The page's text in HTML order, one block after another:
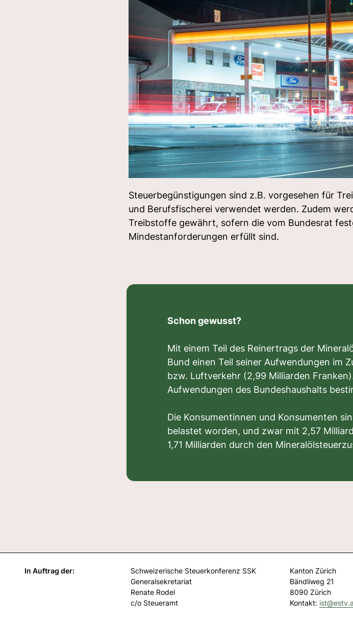
Steuerbegünstigungen sind z.B. vorgesehen für
und Berufsfischerei verwendet werden. Zudem
Treibstoffe gewährt, sofern die vom Bundesrat
Mindestanforderungen erfüllt sind.
Schon gewusst?
Mit einem Teil des Reinertrags der
Bund einen Teil seiner Aufwendungen im
bzw. Luftverkehr (2,99 Milliarden
Aufwendungen des Bundeshaushalts
Die Konsumentinnen und Konsumenten
belastet worden, und zwar mit 2,57
1,71 Milliarden durch den
In Auftrag der:
Schweizerische Steuerkonferenz SSK
Generalsekretariat
Renate Rodel
c/o Steueramt
Kanton Zürich
Bändliweg 21
8090 Zürich
Kontakt: ist@